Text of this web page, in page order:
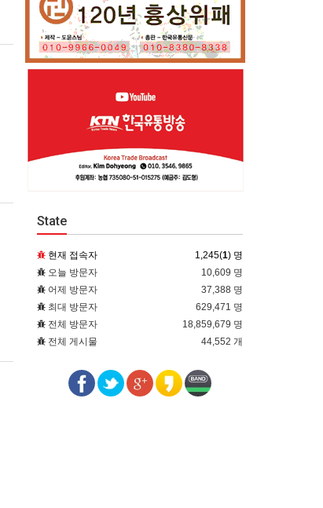
State
현재 접속자 1,245(1) 명
오늘 방문자
10,609 명
어제 방문자
37,388 명
최대 방문자
629,471 명
전체 방문자
18,859,679 명
전체 게시물
44,552 개